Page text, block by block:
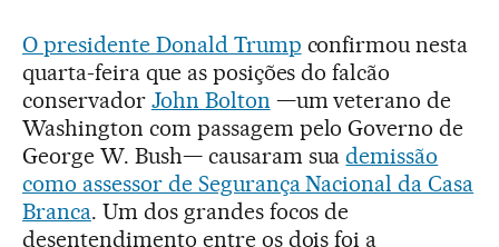
O presidente Donald Trump confirmou nesta
quarta-feira que as posições do falcão
conservador John Bolton —um veterano de
Washington com passagem pelo Governo de
George W. Bush— causaram suademissão
como assessor de Segurança Nacional da Casa
Branca. Um dos grandes focos de
desentendimento entre os dois foi a